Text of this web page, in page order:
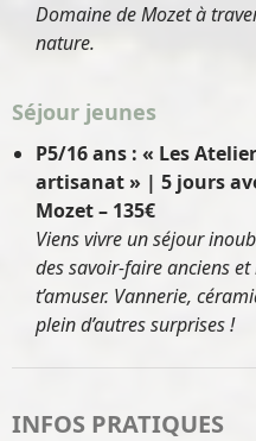
Domaine de Mozet à
nature.
Séjour jeunes
P5/16 ans : « Les
artisanat » | 5 jours
Mozet – 135€
Viens vivre un séjour
des savoir-faire anciens
t’amuser. Vannerie,
plein d’autres surprises !
INFOS PRATIQUES